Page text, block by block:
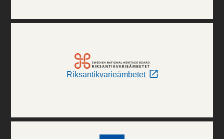
Riksantikvarieämbetet